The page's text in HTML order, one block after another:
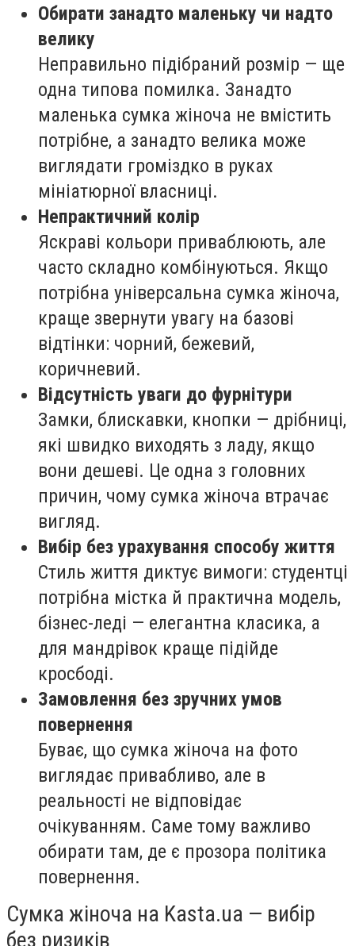
Обирати занадто маленьку чи надто
велику
Неправильно підібраний розмір — ще
одна типова помилка. Занадто
маленька сумка жіноча не вмістить
потрібне, а занадто велика може
виглядати громіздко в руках
мініатюрної власниці.
Непрактичний колір
Яскраві кольори приваблюють, але
часто складно комбінуються. Якщо
потрібна універсальна сумка жіноча,
краще звернути увагу на базові
відтінки: чорний, бежевий,
коричневий.
Відсутність уваги до фурнітури
Замки, блискавки, кнопки — дрібниці,
які швидко виходять з ладу, якщо
вони дешеві. Це одна з головних
причин, чому сумка жіноча втрачає
вигляд.
Вибір без урахування способу життя
Стиль життя диктує вимоги: студентці
потрібна містка й практична модель,
бізнес-леді — елегантна класика, а
для мандрівок краще підійде
кросбоді.
Замовлення без зручних умов
повернення
Буває, що сумка жіноча на фото
виглядає привабливо, але в
реальності не відповідає
очікуванням. Саме тому важливо
обирати там, де є прозора політика
повернення.
Сумка жіноча на Kasta.ua — вибір
без ризиків